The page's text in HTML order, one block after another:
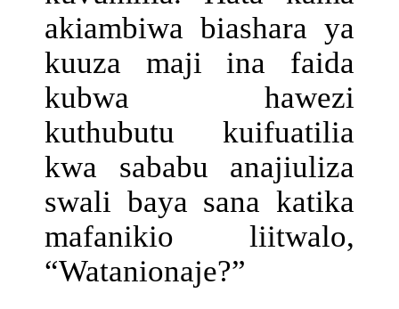
akiambiwa biashara ya
kuuza maji ina faida
kubwa hawezi
kuthubutu kuifuatilia
kwa sababu anajiuliza
swali baya sana katika
mafanikio liitwalo,
“Watanionaje?”